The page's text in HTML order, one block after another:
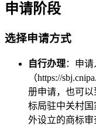
申请阶段
选择申请方式
自行办理：申
（https://
册申请，也可
标局驻中关村
外设立的商标